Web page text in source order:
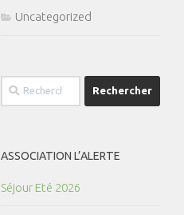
Uncategorized
Rechercher :
ASSOCIATION L’ALERTE
Séjour Eté 2026